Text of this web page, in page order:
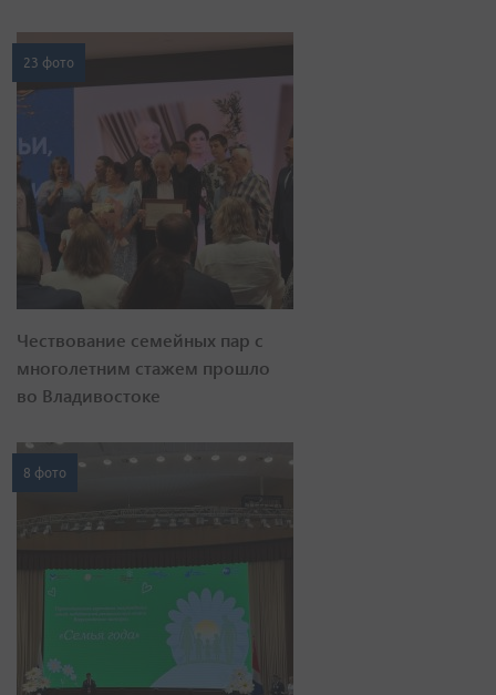
23 фото
Чествование семейных пар с
многолетним стажем прошло
во Владивостоке
8 фото